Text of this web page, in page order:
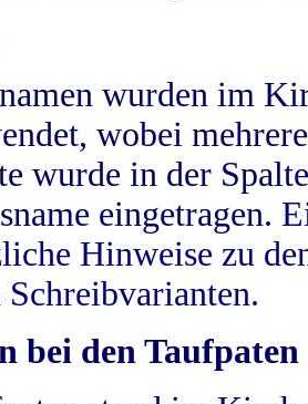
wurden im
wobei
wurde in der
eingetragen.
Hinweise zu
bei den Taufpaten